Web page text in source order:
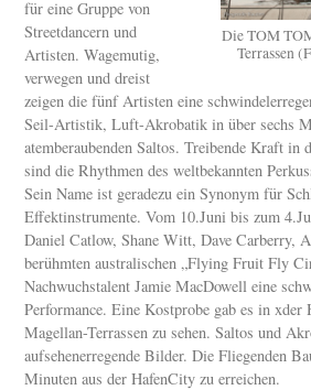
Die TOM
Terrassen
für eine Gruppe von
Streetdancern und
Artisten. Wagemutig,
verwegen und dreist
zeigen die fünf Artisten eine
Seil-Artistik, Luft-Akrobatik in über sechs
atemberaubenden Saltos. Treibende Kraft
sind die Rhythmen des weltbekannten
Sein Name ist geradezu ein Synonym für
Effektinstrumente. Vom 10.Juni bis zum
Daniel Catlow, Shane Witt, Dave Carberry,
berühmten australischen „Flying Fruit Fly
Nachwuchstalent Jamie MacDowell eine
Performance. Eine Kostprobe gab es in xder
Magellan-Terrassen zu sehen. Saltos und
aufsehenerregende Bilder. Die Fliegenden
Minuten aus der HafenCity zu erreichen.